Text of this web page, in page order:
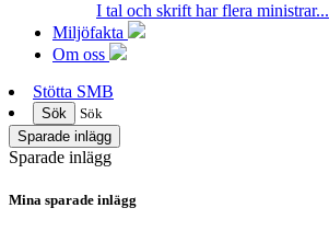
I tal och skrift har flera ministrar...
Miljöfakta
Om oss
Stötta SMB
Sök
Sök
Sparade inlägg
Sparade inlägg
Mina sparade inlägg